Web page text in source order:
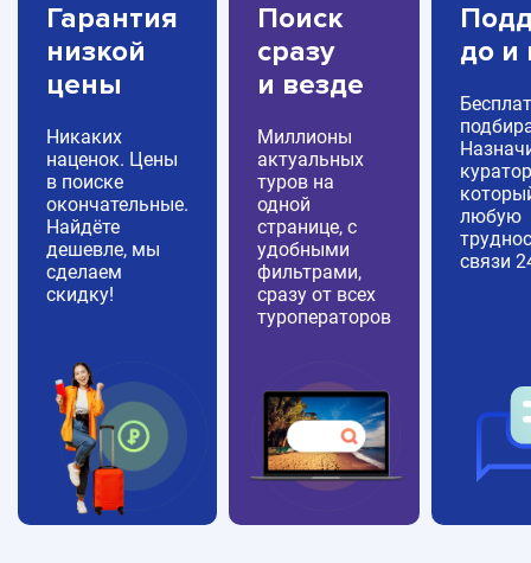
Гарантия
низкой
цены
Никаких
наценок. Цены
в поиске
окончательные.
Найдёте
дешевле, мы
сделаем
скидку!
Поиск
сразу
и везде
Миллионы
актуальных
туров на
одной
странице, с
удобными
фильтрами,
сразу от всех
туроператоров
до и
любую
связи